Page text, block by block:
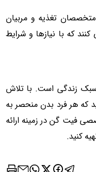
تغذیه و مربیان
که با نیازها و شرایط
سبک زندگی است. با تلاش
که هر فرد بدن منحصر به
فیت گن در زمینه ارائه
کنید.